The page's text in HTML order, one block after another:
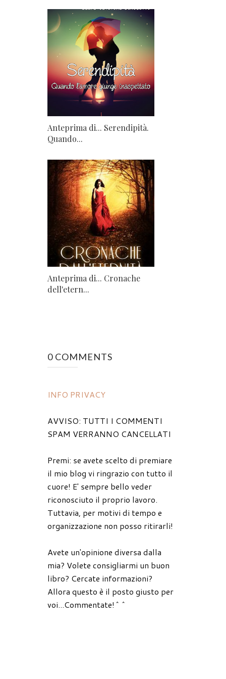
Anteprima di... Serendipità.
Quando...
Anteprima di... Cronache
dell'etern...
0 COMMENTS
INFO PRIVACY
AVVISO: TUTTI I COMMENTI
SPAM VERRANNO CANCELLATI
Premi: se avete scelto di premiare
il mio blog vi ringrazio con tutto il
cuore! E' sempre bello veder
riconosciuto il proprio lavoro.
Tuttavia, per motivi di tempo e
organizzazione non posso ritirarli!
Avete un'opinione diversa dalla
mia? Volete consigliarmi un buon
libro? Cercate informazioni?
Allora questo è il posto giusto per
voi...Commentate!^^